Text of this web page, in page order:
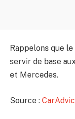
Rappelons que
servir de base
et Mercedes.
Source :